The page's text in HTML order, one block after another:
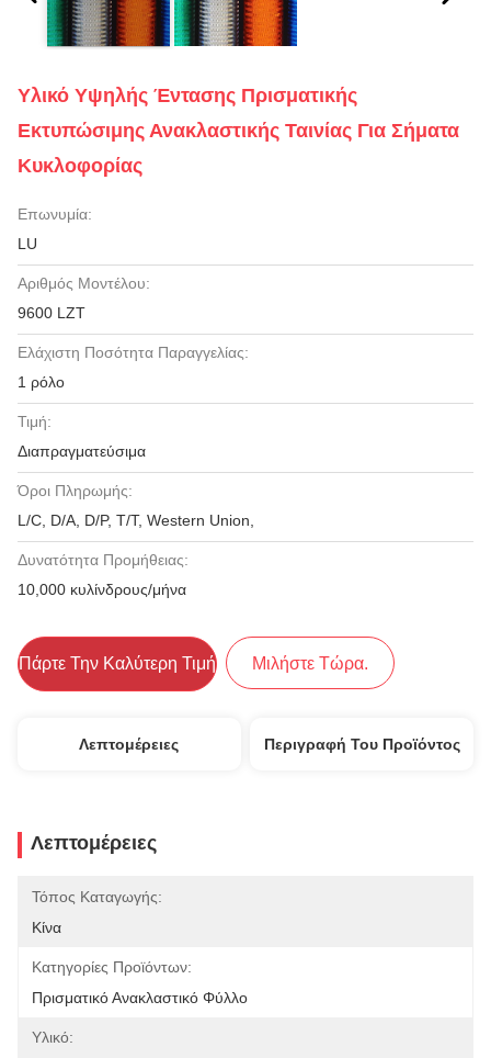
Υλικό Υψηλής Έντασης Πρισματικής
Εκτυπώσιμης Ανακλαστικής Ταινίας Για Σήματα
Κυκλοφορίας
Επωνυμία:
LU
Αριθμός Μοντέλου:
9600 LZT
Ελάχιστη Ποσότητα Παραγγελίας:
1 ρόλο
Τιμή:
Διαπραγματεύσιμα
Όροι Πληρωμής:
L/C, D/A, D/P, T/T, Western Union,
Δυνατότητα Προμήθειας:
10,000 κυλίνδρους/μήνα
Πάρτε Την Καλύτερη Τιμή Μιλήστε Τώρα.
Λεπτομέρειες Περιγραφή Του Προϊόντος
Λεπτομέρειες
Τόπος Καταγωγής:
Κίνα
Κατηγορίες Προϊόντων:
Πρισματικό Ανακλαστικό Φύλλο
Υλικό: